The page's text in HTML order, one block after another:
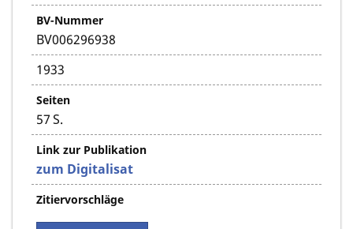
BV-Nummer
BV006296938
1933
Seiten
57 S.
Link zur Publikation
zum Digitalisat
Zitiervorschläge